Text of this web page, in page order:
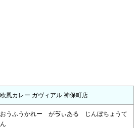
欧風カレー ガヴィアル 神保町店
おうふうかれー がゔぃある じんぼちょうて
ん